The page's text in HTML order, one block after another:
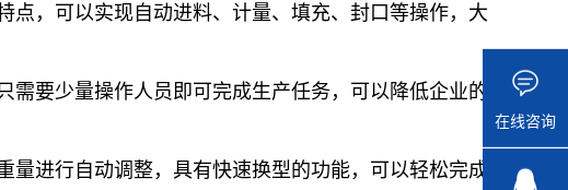
点，可以实现自动进料、计量、填充、封口等操作，大
要少量操作人员即可完成生产任务，可以降低企业的
进行自动调整，具有快速换型的功能，可以轻松完成
在线咨询